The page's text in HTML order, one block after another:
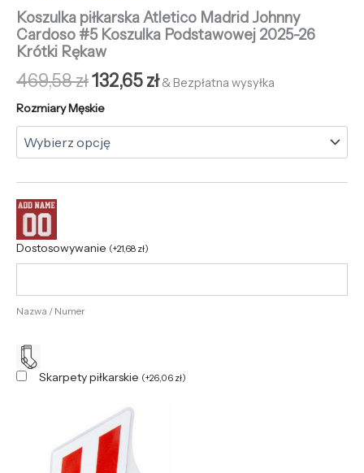
Koszulka piłkarska Atletico Madrid Johnny
Cardoso #5 Koszulka Podstawowej 2025-26
Krótki Rękaw
469,58zł132,65zł & Bezpłatna wysyłka
Rozmiary Męskie
Dostosowywanie (+21,68 zł)
Nazwa / Numer
Skarpety piłkarskie (+26,06 zł)